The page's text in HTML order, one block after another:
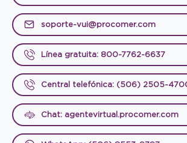
soporte-vui@procomer.com
Línea gratuita: 800-7762-6637
Central telefónica: (506) 2505-
Chat: agentevirtual.procomer.com